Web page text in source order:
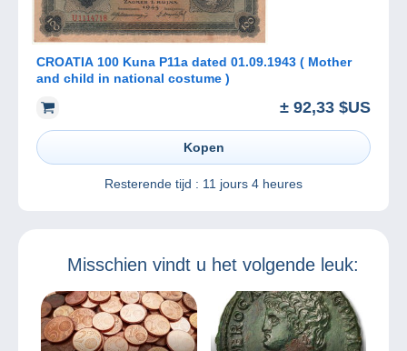
CROATIA 100 Kuna P11a dated 01.09.1943 ( Mother
and child in national costume )
± 92,33 $US
Kopen
Resterende tijd : 11 jours 4 heures
Misschien vindt u het volgende leuk: